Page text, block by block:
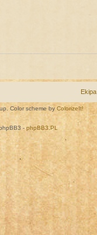
Ekipa
Color scheme by ColorizeIt!
- phpBB3.PL